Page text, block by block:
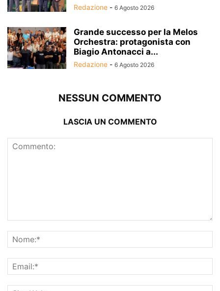
Redazione - 6 Agosto 2026
Grande successo per la Melos
Orchestra: protagonista con
Biagio Antonacci a...
Redazione - 6 Agosto 2026
NESSUN COMMENTO
LASCIA UN COMMENTO